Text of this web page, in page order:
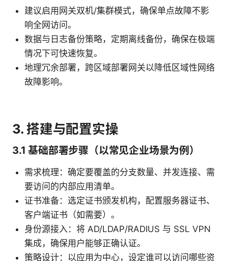
建议启用网关双机/集群模式，确保单点故障不影
响全网访问。
数据与日志备份策略，定期离线备份，确保在极端
情况下可快速恢复。
地理冗余部署，跨区域部署网关以降低区域性网络
故障影响。
3. 搭建与配置实操
3.1 基础部署步骤（以常见企业场景为例）
需求梳理：确定要覆盖的分支数量、并发连接、需
要访问的内部应用清单。
证书准备：选定证书颁发机构，配置服务器证书、
客户端证书（如需要）。
身份源接入：将 AD/LDAP/RADIUS 与 SSL VPN
集成，确保用户能够正确认证。
策略设计：以应用为中心，设定谁可以访问哪些资